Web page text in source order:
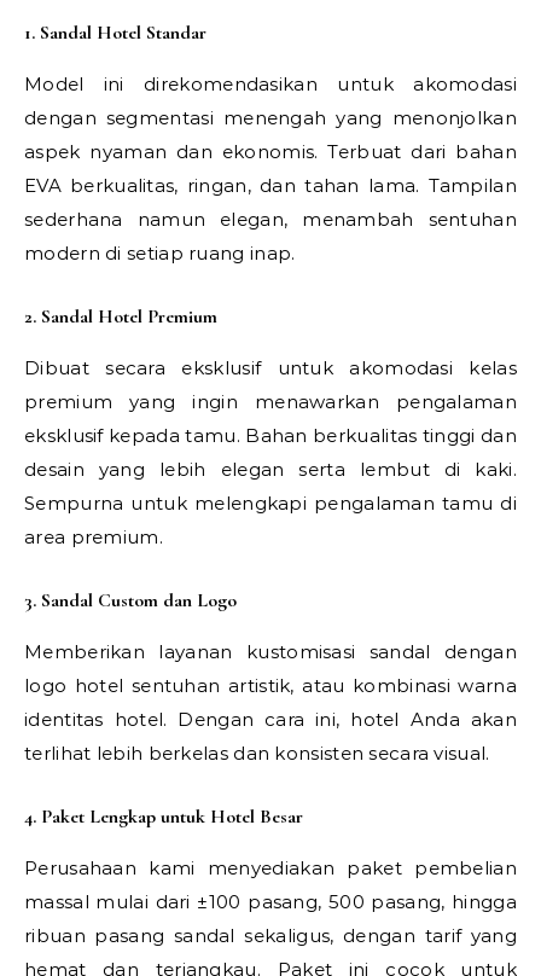
1. Sandal Hotel Standar
Model ini direkomendasikan untuk akomodasi
dengan segmentasi menengah yang menonjolkan
aspek nyaman dan ekonomis. Terbuat dari bahan
EVA berkualitas, ringan, dan tahan lama. Tampilan
sederhana namun elegan, menambah sentuhan
modern di setiap ruang inap.
2. Sandal Hotel Premium
Dibuat secara eksklusif untuk akomodasi kelas
premium yang ingin menawarkan pengalaman
eksklusif kepada tamu. Bahan berkualitas tinggi dan
desain yang lebih elegan serta lembut di kaki.
Sempurna untuk melengkapi pengalaman tamu di
area premium.
3. Sandal Custom dan Logo
Memberikan layanan kustomisasi sandal dengan
logo hotel sentuhan artistik, atau kombinasi warna
identitas hotel. Dengan cara ini, hotel Anda akan
terlihat lebih berkelas dan konsisten secara visual.
4. Paket Lengkap untuk Hotel Besar
Perusahaan kami menyediakan paket pembelian
massal mulai dari ±100 pasang, 500 pasang, hingga
ribuan pasang sandal sekaligus, dengan tarif yang
hemat dan terjangkau. Paket ini cocok untuk